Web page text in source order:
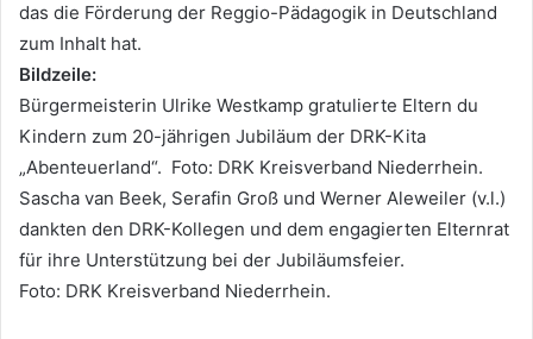
das die Förderung der Reggio-Pädagogik in Deutschland
zum Inhalt hat.
Bildzeile:
Bürgermeisterin Ulrike Westkamp gratulierte Eltern du
Kindern zum 20-jährigen Jubiläum der DRK-Kita
„Abenteuerland“. Foto: DRK Kreisverband Niederrhein.
Sascha van Beek, Serafin Groß und Werner Aleweiler (v.l.)
dankten den DRK-Kollegen und dem engagierten Elternrat
für ihre Unterstützung bei der Jubiläumsfeier.
Foto: DRK Kreisverband Niederrhein.